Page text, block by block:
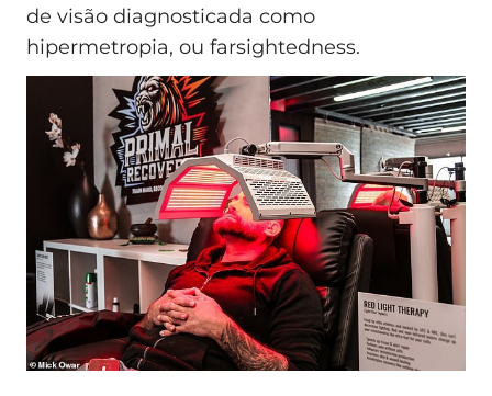
de visão diagnosticada como
hipermetropia, ou farsightedness.